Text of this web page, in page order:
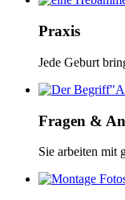
Praxis
Jede Geburt
Fragen &
Sie arbeiten mit